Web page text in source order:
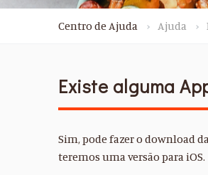
Centro de Ajuda Ajuda
Existe alguma
Sim, pode fazer o download
teremos uma versão para iOS.